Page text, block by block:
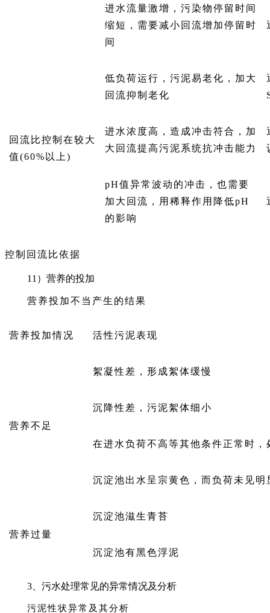
进水流量激增，污染物停留时间
缩短，需要减小回流增加停留时
间
回流比控制在较大
值(60%以上)
低负荷运行，污泥易老化，加大
回流抑制老化
进水浓度高，造成冲击符合，加
大回流提高污泥系统抗冲击能力
pH值异常波动的冲击，也需要
加大回流，用稀释作用降低pH
的影响
控制回流比依据
11）营养的投加
营养投加不当产生的结果
营养投加情况 活性污泥表现
营养不足
絮凝性差，形成絮体缓慢
沉降性差，污泥絮体细小
在进水负荷不高等其他条件正常时，
沉淀池出水呈宗黄色，而负荷未见明
营养过量
沉淀池滋生青苔
沉淀池有黑色浮泥
3、污水处理常见的异常情况及分析
污泥性状异常及其分析